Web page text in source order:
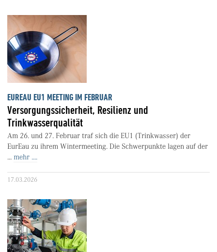
EUREAU EU1 MEETING IM FEBRUAR
Versorgungssicherheit, Resilienz und
Trinkwasserqualität
Am 26. und 27. Februar traf sich die EU1 (Trinkwasser) der
EurEau zu ihrem Wintermeeting. Die Schwerpunkte lagen auf der
... mehr ....
17.03.2026